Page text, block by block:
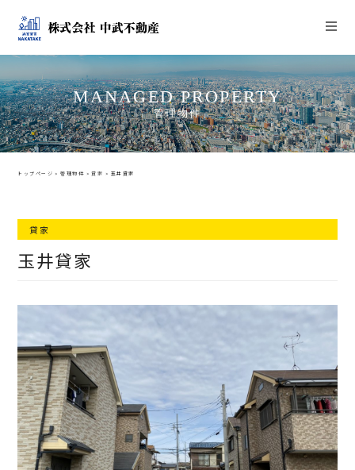
MANAGED PROPERTY
管理物件
トップページ >管理物件 >貸家 > 玉井貸家
貸家
玉井貸家